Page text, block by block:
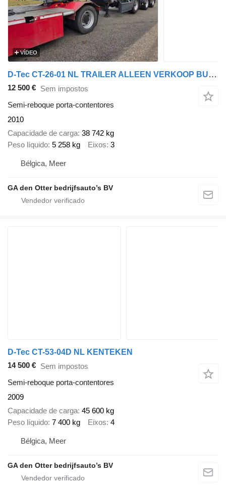
VÍDEO
D-Tec CT-26-01 NL TRAILER ALLEEN VERKOOP BUITEN NL
12 500 € Sem impostos
Semi-reboque porta-contentores
2010
Capacidade de carga 38 742 kg
Peso líquido 5 258 kg Eixos 3
Bélgica, Meer
GA den Otter bedrijfsauto’s BV
D-Tec CT-53-04D NL KENTEKEN
14 500 € Sem impostos
Semi-reboque porta-contentores
2009
Capacidade de carga 45 600 kg
Peso líquido 7 400 kg Eixos 4
Bélgica, Meer
GA den Otter bedrijfsauto’s BV